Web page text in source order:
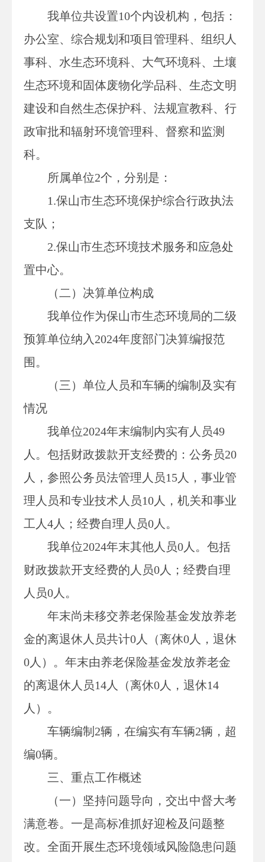
我单位共设置10个内设机构，包括：
办公室、综合规划和项目管理科、组织人
事科、水生态环境科、大气环境科、土壤
生态环境和固体废物化学品科、生态文明
建设和自然生态保护科、法规宣教科、行
政审批和辐射环境管理科、督察和监测
科。
所属单位2个，分别是：
1.保山市生态环境保护综合行政执法
支队；
2.保山市生态环境技术服务和应急处
置中心。
（二） 决算单位构成
我单位作为保山市生态环境局的二级
预算单位纳入 2024年度部门决算编报范
围。
（三 ） 单位 人员和车辆的编制及实有
情况
我单位2024年末编制内实有人员49
人。包括财政拨款开支经费的：公务员20
人，参照公务员法管理人员15人，事业管
理人员和专业技术人员10人，机关和事业
工人4人；经费自理人员0人。
我单位2024年末其他人员0人。包括
财政拨款开支经费的人员0人；经费自理
人员0人。
年末尚未移交养老保险基金发放养老
金的离退休人员共计0人（离休0人，退休
0人）。年末由养老保险基金发放养老金
的离退休人员14人 （离休0人，退休14
人）。
车辆编制 2辆，在编实有车辆2辆，超
编0辆。
三、重点工作概述
（一）坚持问题导向，交出中督大考
满意卷。一是高标准抓好迎检及问题整
改。全面开展生态环境领域风险隐患问题